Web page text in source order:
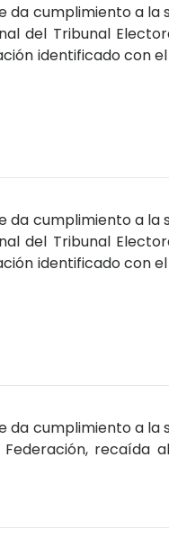
da cumplimiento a la
del Tribunal
identificado con
da cumplimiento a la
del Tribunal
identificado con
da cumplimiento a la
recaída